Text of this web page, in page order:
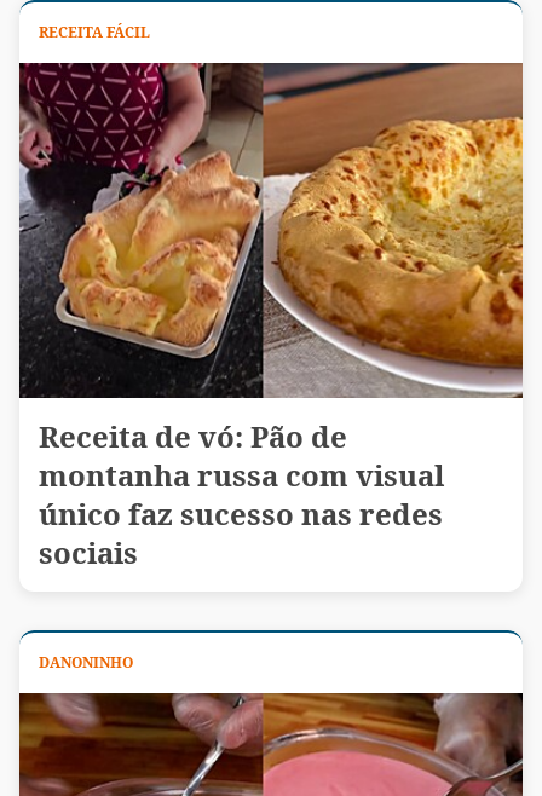
RECEITA FÁCIL
Receita de vó: Pão de
montanha russa com visual
único faz sucesso nas redes
sociais
DANONINHO